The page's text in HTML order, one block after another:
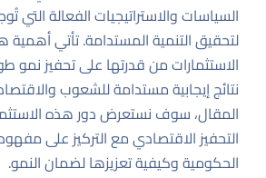
السياسات والاستراتيجيات الفعالة التي
لتحقيق التنمية المستدامة. تأتي أهمية
الاستثمارات من قدرتها على تحفيز نمو
نتائج إيجابية مستدامة للشعوب
المقال، سوف نستعرض دور هذه
التحفيز الاقتصادي مع التركيز على
الحكومية وكيفية تعزيزها لضمان النمو.